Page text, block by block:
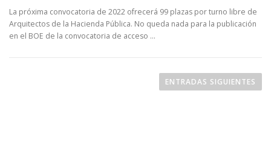
La próxima convocatoria de 2022 ofrecerá 99 plazas por turno libre de
Arquitectos de la Hacienda Pública. No queda nada para la publicación
en el BOE de la convocatoria de acceso …
ENTRADAS SIGUIENTES